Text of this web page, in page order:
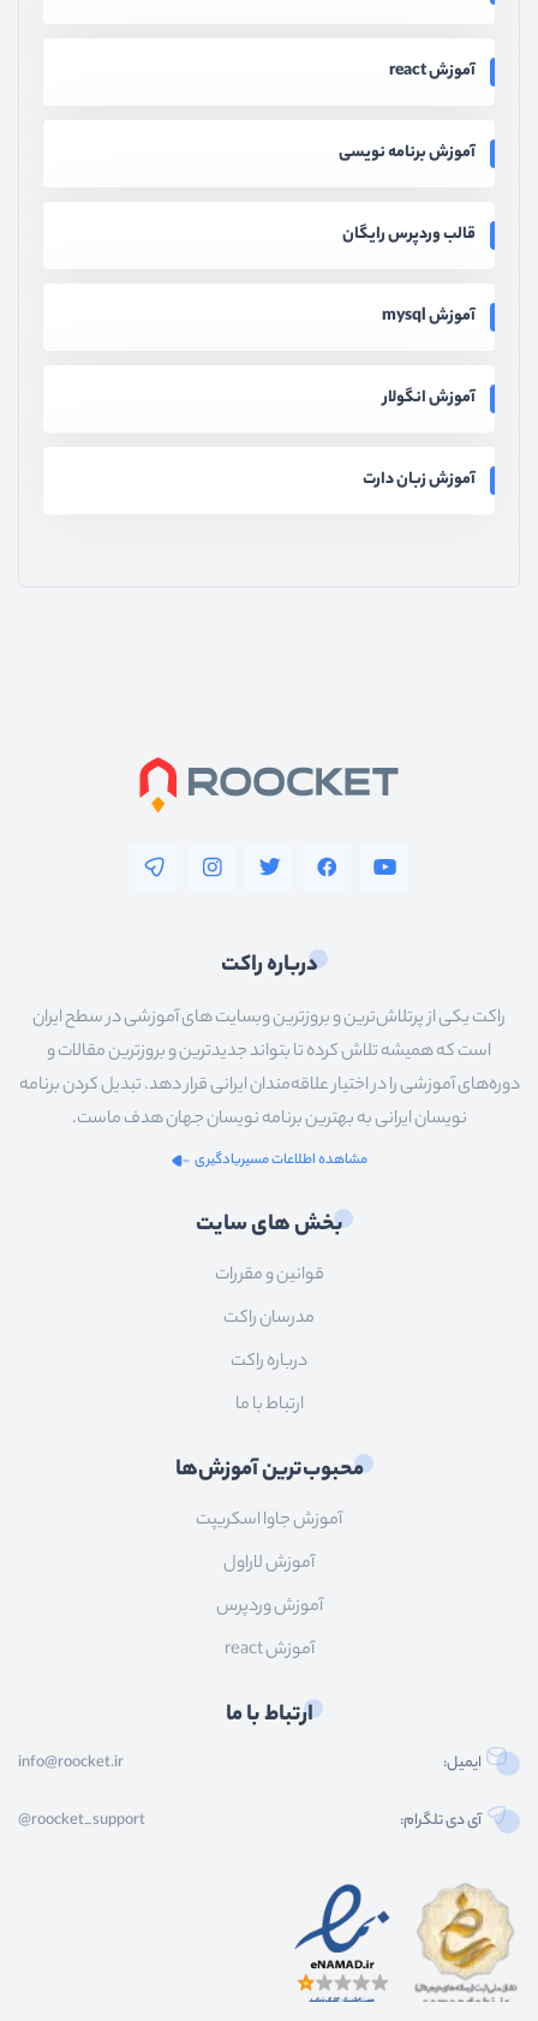
آموزش react
آموزش برنامه نویسی
قالب وردپرس رایگان
آموزش mysql
آموزش انگولار
آموزش زبان دارت
درباره راکت
راکت یکی از پرتلاش‌ترین و بروزترین وبسایت های آموزشی در سطح ایران
است که همیشه تلاش کرده تا بتواند جدیدترین و بروزترین مقالات و
دوره‌های آموزشی را در اختیار علاقه‌مندان ایرانی قرار دهد. تبدیل کردن برنامه
نویسان ایرانی به بهترین برنامه نویسان جهان هدف ماست.
مشاهده اطلاعات مسیریادگیری
بخش های سایت
قوانین و مقررات
مدرسان راکت
درباره راکت
ارتباط با ما
محبوب‌ترین آموزش‌ها
آموزش جاوا اسکریپت
آموزش لاراول
آموزش وردپرس
آموزش react
ارتباط با ما
ایمیل: info@roocket.ir
آی دی تلگرام: @roocket_support